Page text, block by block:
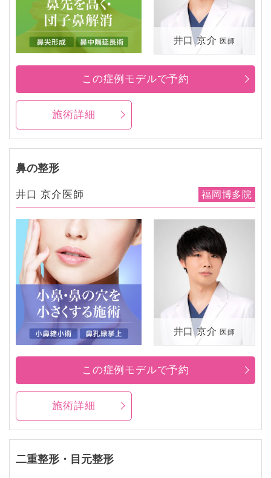
井口 京介 医師
施術詳細
この症例モデルで予約
鼻の整形
井口 京介医師 福岡博多院
井口 京介 医師
施術詳細
この症例モデルで予約
二重整形・目元整形